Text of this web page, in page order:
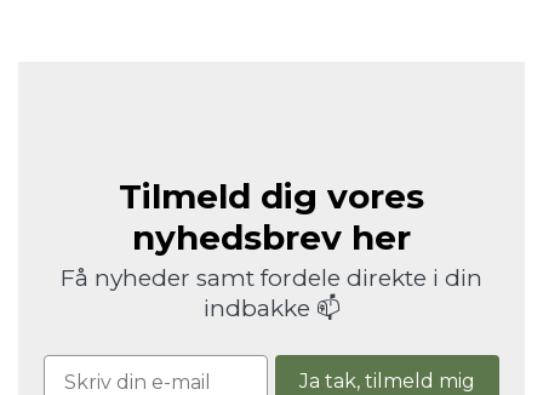
Tilmeld dig vores
nyhedsbrev her
Få nyheder samt fordele direkte i din
indbakke 📫
Ja tak, tilmeld mig